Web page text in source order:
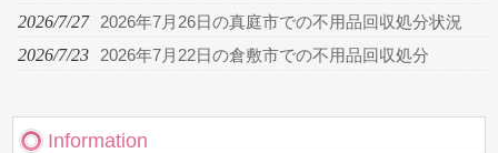
2026/7/27 2026年7月26日の真庭市での不用品回収処分状況
2026/7/23 2026年7月22日の倉敷市での不用品回収処分
Information